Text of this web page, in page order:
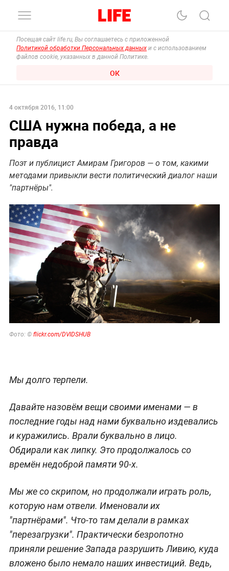
Посещая сайт life.ru, Вы соглашаетесь с приложенной
Политикой обработки Персональных данных и с использованием
файлов cookie, указанных в данной Политике.
ОК
4 октября 2016, 11:00
США нужна победа, а не
правда
Поэт и публицист Амирам Григоров — о том, какими
методами привыкли вести политический диалог наши
"партнёры".
Фото: © flickr.com/DVIDSHUB
Мы долго терпели.
Давайте назовём вещи своими именами — в
последние годы над нами буквально издевались
и куражились. Врали буквально в лицо.
Обдирали как липку. Это продолжалось со
времён недоброй памяти 90-х.
Мы же со скрипом, но продолжали играть роль,
которую нам отвели. Именовали их
"партнёрами". Что-то там делали в рамках
"перезагрузки". Практически безропотно
приняли решение Запада разрушить Ливию, куда
вложено было немало наших инвестиций. Ведь,